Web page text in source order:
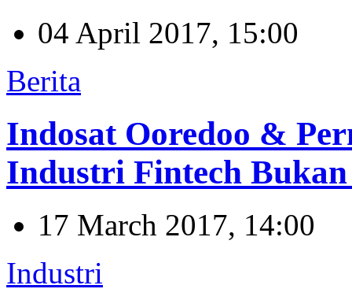
04 April 2017, 15:00
Berita
Indosat Ooredoo &
Industri Fintech Bukan
17 March 2017, 14:00
Industri